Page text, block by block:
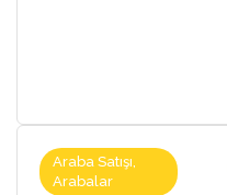
Araba Satışı,
Arabalar